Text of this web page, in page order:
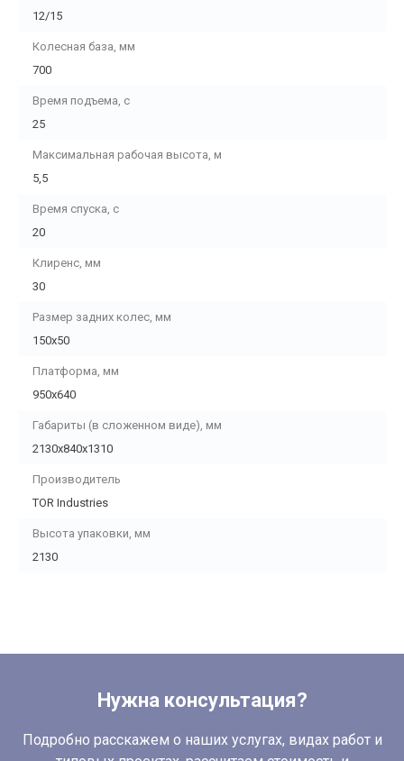
12/15
Колесная база, мм
700
Время подъема, с
25
Максимальная рабочая высота, м
5,5
Время спуска, с
20
Клиренс, мм
30
Размер задних колес, мм
150х50
Платформа, мм
950х640
Габариты (в сложенном виде), мм
2130х840х1310
Производитель
TOR Industries
Высота упаковки, мм
2130
Нужна консультация?
Подробно расскажем о наших услугах, видах работ и